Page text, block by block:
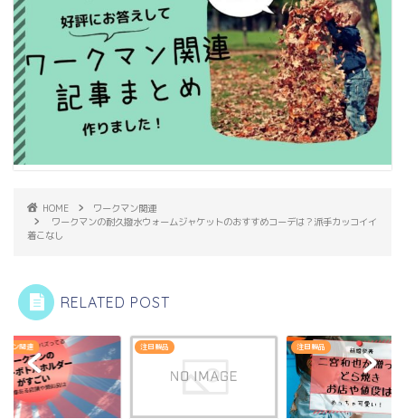
HOME
ワークマン関連
ワークマンの耐久撥水ウォームジャケットのおすすめコーデは？派手カッコイイ
着こなし
RELATED POST
マン関連 注目製品 注目製品